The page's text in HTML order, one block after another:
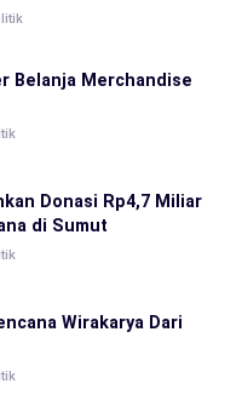
Belanja Merchandise
Donasi Rp4,7 Miliar
di Sumut
Wirakarya Dari